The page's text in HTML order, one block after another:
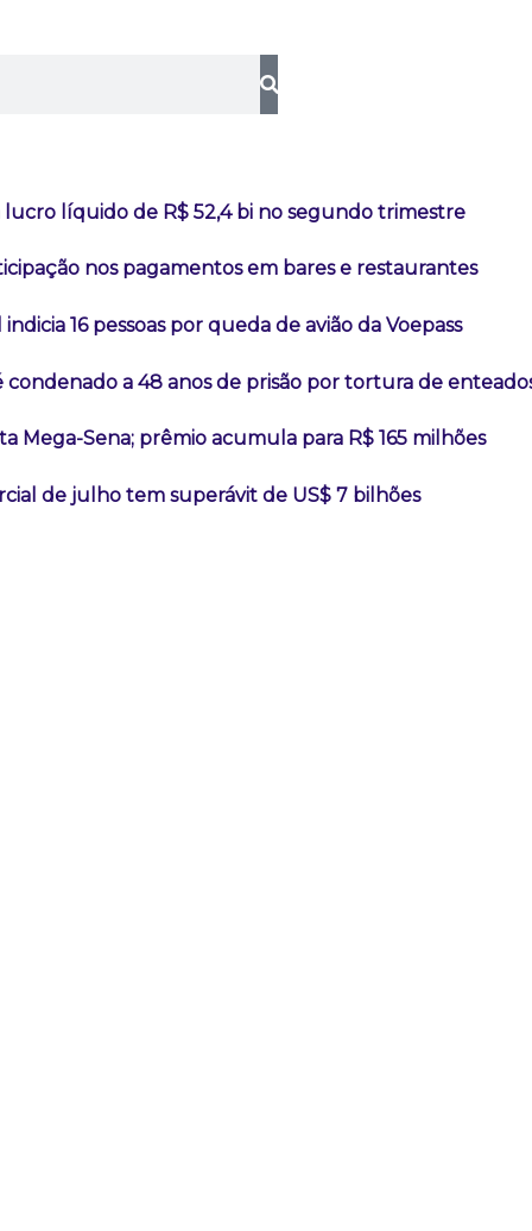
líquido de R$ 52,4 bi no segundo trimestre
nos pagamentos em bares e restaurantes
16 pessoas por queda de avião da Voepass
condenado a 48 anos de prisão por tortura de
Mega-Sena; prêmio acumula para R$ 165 milhões
de julho tem superávit de US$ 7 bilhões